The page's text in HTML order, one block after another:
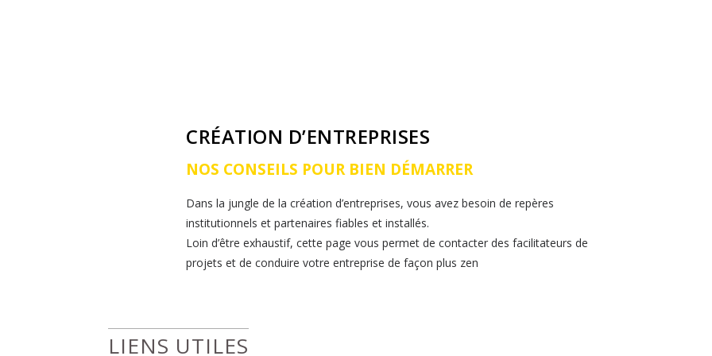
CRÉATION D’ENTREPRISES
NOS CONSEILS POUR BIEN DÉMARRER
Dans la jungle de la création d’entreprises, vous avez besoin de repères
institutionnels et partenaires fiables et installés.
Loin d’être exhaustif, cette page vous permet de contacter des facilitateurs de
projets et de conduire votre entreprise de façon plus zen
LIENS UTILES